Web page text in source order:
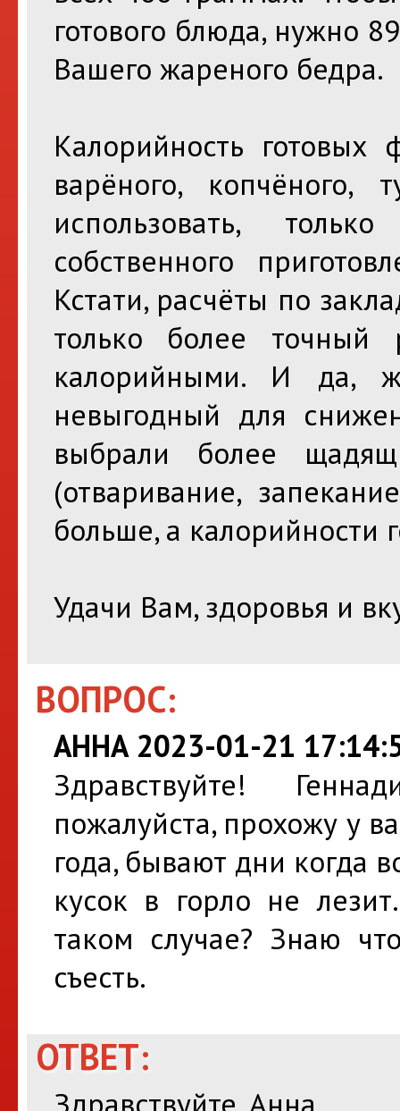
готового блюда, нужно
Вашего жареного бедра.
Калорийность готовых
варёного,
использовать,
собственного
Кстати, расчёты по
только более точный
калорийными. И да,
невыгодный для
выбрали более
(отваривание,
больше, а калорийности
Удачи Вам, здоровья и
ВОПРОС:
АННА 2023-01-21
Здравствуйте!
пожалуйста, прохожу у
года, бывают дни когда
кусок в горло не
таком случае? Знаю
съесть.
ОТВЕТ: